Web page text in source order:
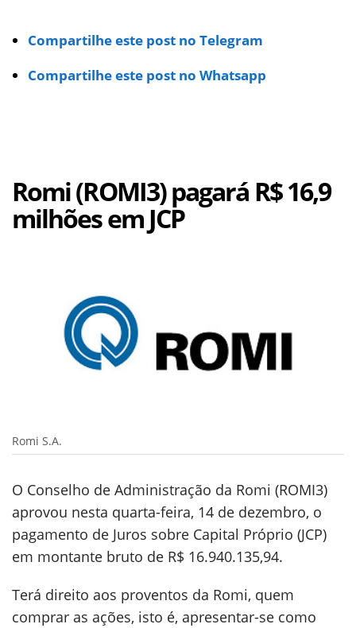
Compartilhe este post no Telegram
Compartilhe este post no Whatsapp
Romi (ROMI3) pagará R$ 16,9
milhões em JCP
Romi S.A.
O Conselho de Administração da Romi (ROMI3)
aprovou nesta quarta-feira, 14 de dezembro, o
pagamento de Juros sobre Capital Próprio (JCP)
em montante bruto de R$ 16.940.135,94.
Terá direito aos proventos da Romi, quem
comprar as ações, isto é, apresentar-se como